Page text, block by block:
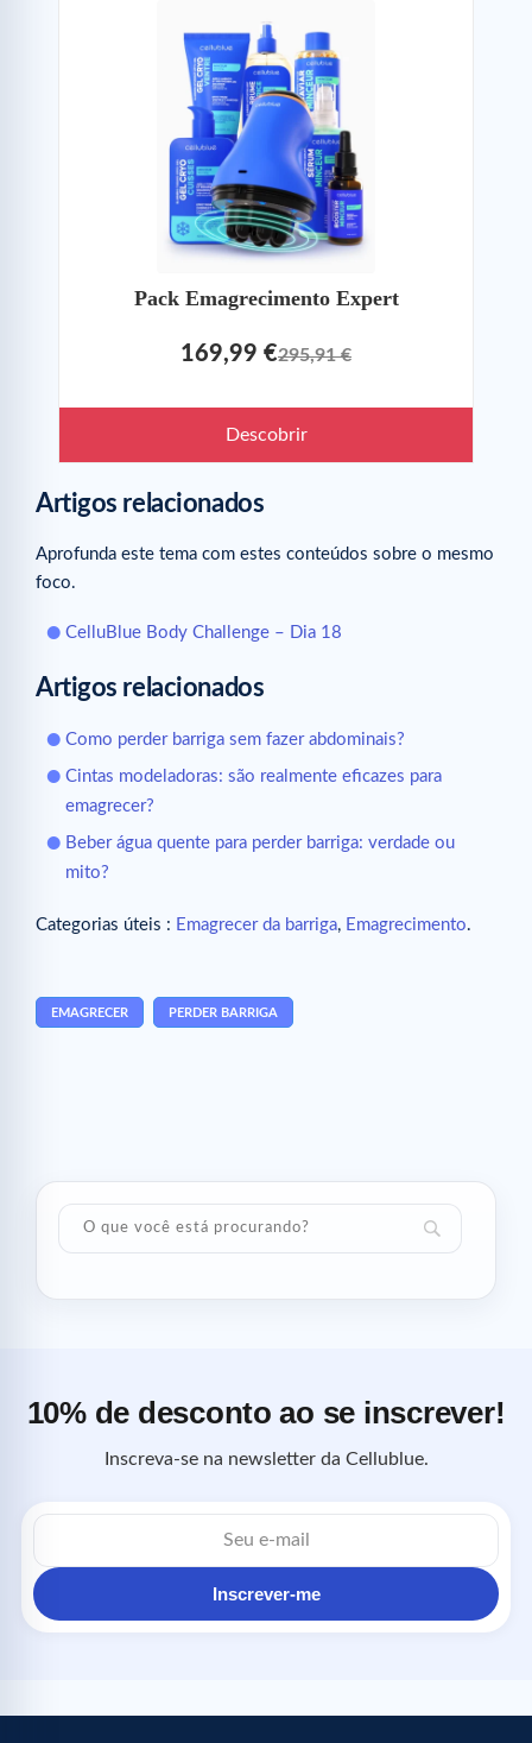
Pack Emagrecimento Expert
169,99 €295,91 €
Descobrir
Artigos relacionados
Aprofunda este tema com estes conteúdos sobre o mesmo
foco.
CelluBlue Body Challenge – Dia 18
Artigos relacionados
Como perder barriga sem fazer abdominais?
Cintas modeladoras: são realmente eficazes para
emagrecer?
Beber água quente para perder barriga: verdade ou
mito?
Categorias úteis : Emagrecer da barriga, Emagrecimento.
EMAGRECER PERDER BARRIGA
10% de desconto ao se inscrever!
Inscreva-se na newsletter da Cellublue.
Endereço
de
Inscrever-me